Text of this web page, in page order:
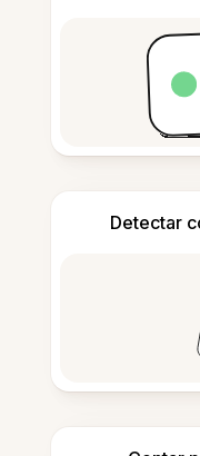
Detectar